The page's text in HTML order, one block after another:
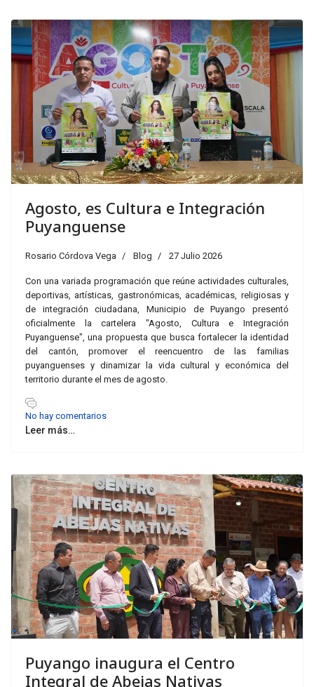
Agosto, es Cultura e Integración
Puyanguense
Rosario Córdova Vega Blog 27 Julio 2026
Con una variada programación que reúne actividades culturales,
deportivas, artísticas, gastronómicas, académicas, religiosas y
de integración ciudadana, Municipio de Puyango presentó
oficialmente la cartelera "Agosto, Cultura e Integración
Puyanguense", una propuesta que busca fortalecer la identidad
del cantón, promover el reencuentro de las familias
puyanguenses y dinamizar la vida cultural y económica del
territorio durante el mes de agosto.
No hay comentarios
Leer más…
Puyango inaugura el Centro
Integral de Abejas Nativas